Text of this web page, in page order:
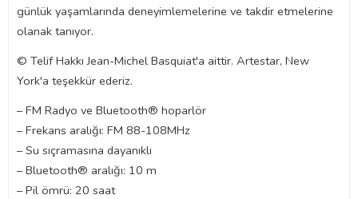
günlük yaşamlarında deneyimlemelerine ve takdir etmelerine
olanak tanıyor.
© Telif Hakkı Jean-Michel Basquiat'a aittir. Artestar, New
York'a teşekkür ederiz.
– FM Radyo ve Bluetooth® hoparlör
– Frekans aralığı: FM 88-108MHz
– Su sıçramasına dayanıklı
– Bluetooth® aralığı: 10 m
– Pil ömrü: 20 saat